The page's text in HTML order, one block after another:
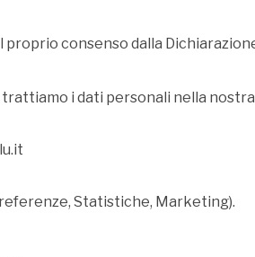
consenso dalla
i dati personali nella
, Statistiche, Marketing).